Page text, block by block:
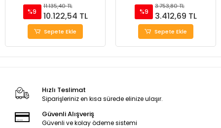
Çantası 20"
%9
11.135,40 TL
10.122,54 TL
Sepete Ekle
Çantası 18.5"
%9
3.753,80 TL
3.412,69 TL
Sepete Ekle
Hızlı Teslimat
Siparişleriniz en kısa sürede elinize ulaşır.
Güvenli Alışveriş
Güvenli ve kolay ödeme sistemi